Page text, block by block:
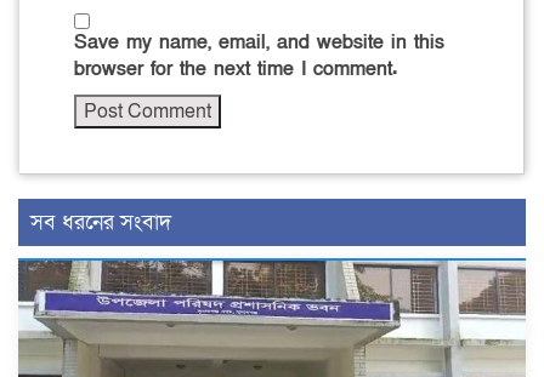
Save my name, email, and website in this
browser for the next time I comment.
সব ধরনের সংবাদ